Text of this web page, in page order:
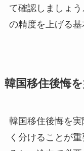
て確認しましょう
の精度を上げる基
韓国移住後悔
韓国移住後悔を
く分けることが